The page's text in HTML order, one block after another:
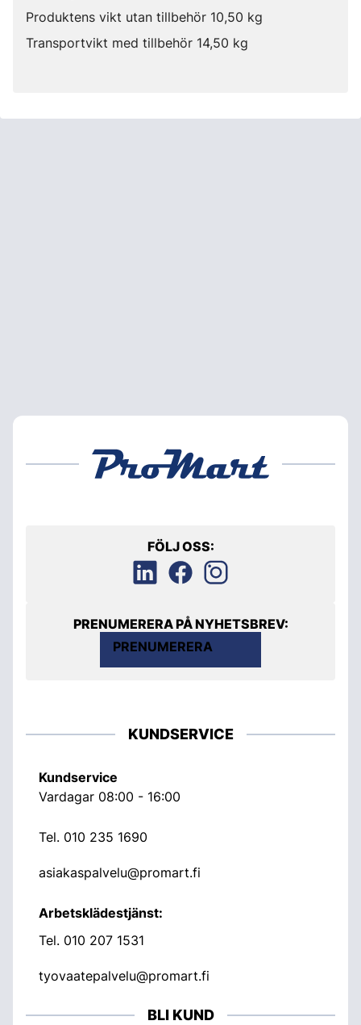
Produktens vikt utan tillbehör 10,50 kg
Transportvikt med tillbehör 14,50 kg
FÖLJ OSS:
PRENUMERERA PÅ NYHETSBREV:
PRENUMERERA
KUNDSERVICE
Kundservice
Vardagar 08:00 - 16:00
Tel. 010 235 1690
asiakaspalvelu@promart.fi
Arbetsklädestjänst:
Tel. 010 207 1531
tyovaatepalvelu@promart.fi
BLI KUND